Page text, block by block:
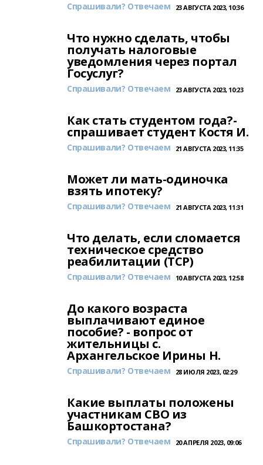
Спрашивали? Отвечаем 23 АВГУСТА 2023, 10:36
Что нужно сделать, чтобы
получать налоговые
уведомления через портал
Госуслуг?
Спрашивали? Отвечаем 23 АВГУСТА 2023, 10:23
Как стать студентом года?-
спрашивает студент Костя И.
Спрашивали? Отвечаем 21 АВГУСТА 2023, 11:35
Может ли мать-одиночка
взять ипотеку?
Спрашивали? Отвечаем 21 АВГУСТА 2023, 11:31
Что делать, если сломается
техническое средство
реабилитации (ТСР)
Спрашивали? Отвечаем 10 АВГУСТА 2023, 12:58
До какого возраста
выплачивают единое
пособие? - вопрос от
жительницы с.
Архангельское Ирины Н.
Спрашивали? Отвечаем 28 ИЮЛЯ 2023, 02:29
Какие выплаты положены
участникам СВО из
Башкортостана?
Спрашивали? Отвечаем 20 АПРЕЛЯ 2023, 09:06